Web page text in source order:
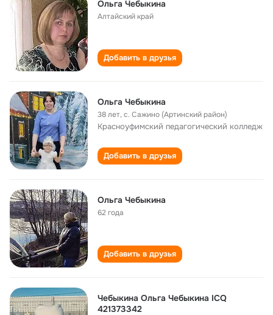
Ольга Чебыкина
Алтайский край
Добавить в друзья
Ольга Чебыкина
38 лет,с. Сажино (Артинский район)
Красноуфимский педагогический колледж
Добавить в друзья
Ольга Чебыкина
62 года
Добавить в друзья
Чебыкина Ольга Чебыкина ICQ
421373342